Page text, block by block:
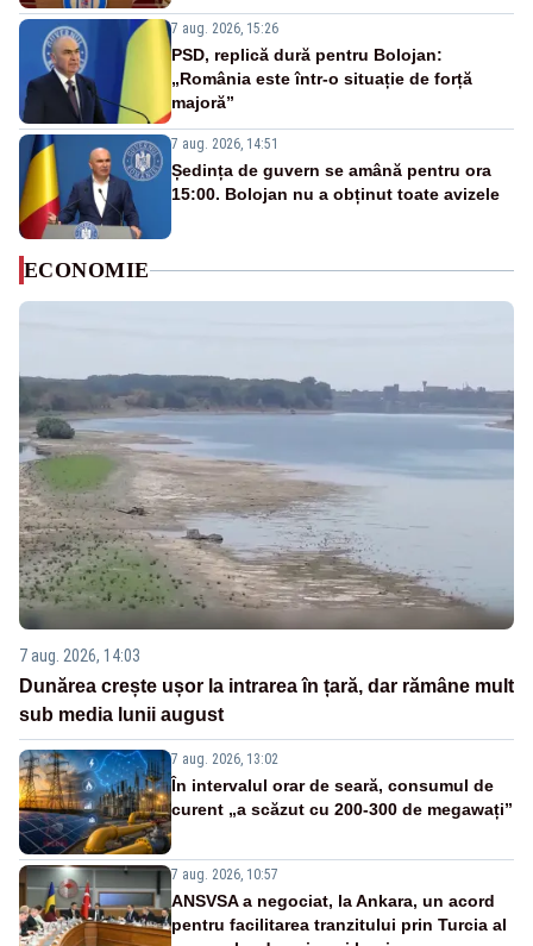
7 aug. 2026, 15:26
PSD, replică dură pentru Bolojan:
„România este într-o situație de forță
majoră”
7 aug. 2026, 14:51
Ședința de guvern se amână pentru ora
15:00. Bolojan nu a obținut toate avizele
ECONOMIE
7 aug. 2026, 14:03
Dunărea crește ușor la intrarea în țară, dar rămâne mult
sub media lunii august
7 aug. 2026, 13:02
În intervalul orar de seară, consumul de
curent „a scăzut cu 200-300 de megawați”
7 aug. 2026, 10:57
ANSVSA a negociat, la Ankara, un acord
pentru facilitarea tranzitului prin Turcia al